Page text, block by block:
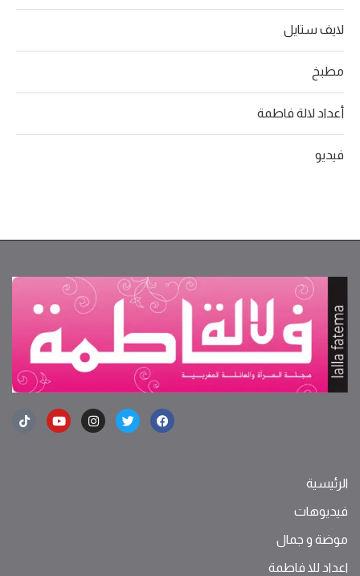
لايف ستايل
مطبخ
أعداد لالة فاطمة
فيديو
الرئيسية
فيديوهات
موضة ‫و‬ ‫‬‫جمال‬
اعداد للا فاطمة